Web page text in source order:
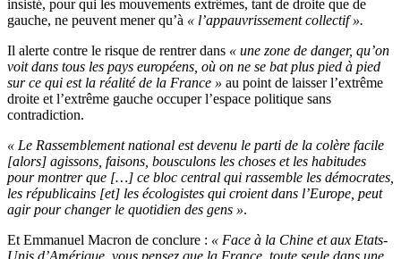
insisté, pour qui les mouvements extrêmes, tant de droite que de
gauche, ne peuvent mener qu’à « l’appauvrissement collectif ».
Il alerte contre le risque de rentrer dans « une zone de danger, qu’on
voit dans tous les pays européens, où on ne se bat plus pied à pied
sur ce qui est la réalité de la France » au point de laisser l’extrême
droite et l’extrême gauche occuper l’espace politique sans
contradiction.
« Le Rassemblement national est devenu le parti de la colère facile
[alors] agissons, faisons, bousculons les choses et les habitudes
pour montrer que […] ce bloc central qui rassemble les démocrates,
les républicains [et] les écologistes qui croient dans l’Europe, peut
agir pour changer le quotidien des gens ».
Et Emmanuel Macron de conclure : « Face à la Chine et aux Etats-
Unis d’Amérique, vous pensez que la France, toute seule dans une